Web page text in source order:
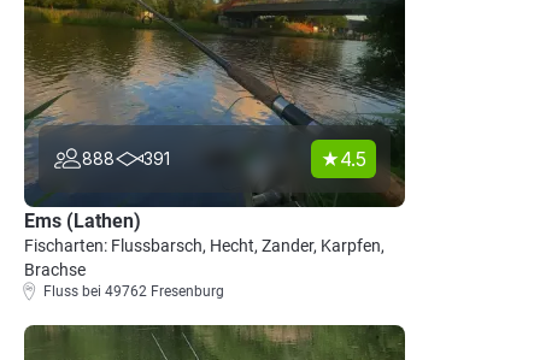
888 391 4.5
Ems (Lathen)
Fischarten: Flussbarsch, Hecht, Zander, Karpfen,
Brachse
Fluss bei 49762 Fresenburg